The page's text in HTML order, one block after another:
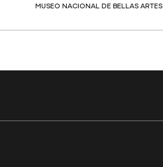
MUSEO NACIONAL DE BELLAS ARTES